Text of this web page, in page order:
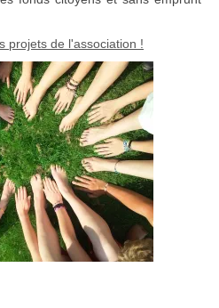
projets de l'association !